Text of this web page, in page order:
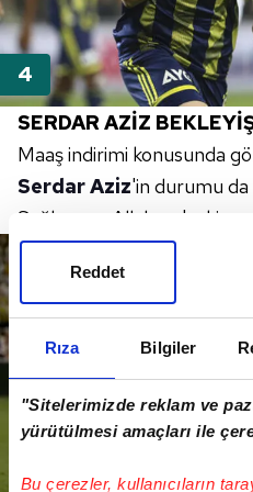
Rıza Bilgiler
"Sitelerimizde reklam ve
yürütülmesi amaçları ile
Bu çerezler, kullanıcıların
Reddet
SERDAR AZİZ
Maaş indirimi konusunda
Serdar Aziz'in durumu da
Sağlam ve Allahyar'ın